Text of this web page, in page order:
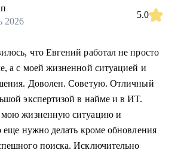
2026
5.0
что Евгений работал не просто
а с моей жизненной ситуацией и
Доволен. Советую. Отличный
экспертизой в найме и в ИТ.
мою жизненную ситуацию и
еще нужно делать кроме обновления
поиска. Исключительно